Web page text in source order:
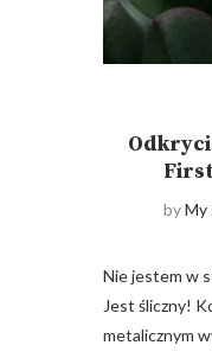
byMy
Nie jestem w
Jest śliczny!
metalicznym